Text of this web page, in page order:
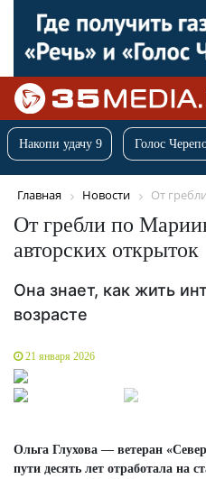
Накопи удачу 9 Голос
Главная Новости От
От гребли по
авторских открыток
Она знает, как жить
возрасте
21 января 2026
Ольга Глухова — ветеран
пути десять лет отработала на